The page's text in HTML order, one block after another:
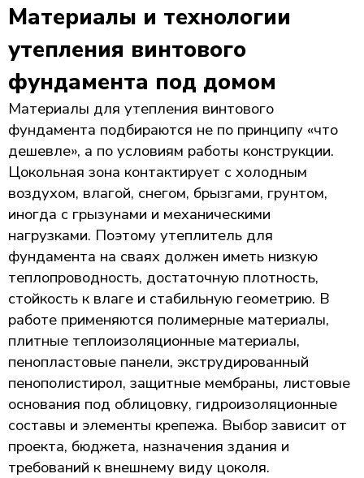
Материалы и технологии
утепления винтового
фундамента под домом
Материалы для утепления винтового
фундамента подбираются не по принципу «что
дешевле», а по условиям работы конструкции.
Цокольная зона контактирует с холодным
воздухом, влагой, снегом, брызгами, грунтом,
иногда с грызунами и механическими
нагрузками. Поэтому утеплитель для
фундамента на сваях должен иметь низкую
теплопроводность, достаточную плотность,
стойкость к влаге и стабильную геометрию. В
работе применяются полимерные материалы,
плитные теплоизоляционные материалы,
пенопластовые панели, экструдированный
пенополистирол, защитные мембраны, листовые
основания под облицовку, гидроизоляционные
составы и элементы крепежа. Выбор зависит от
проекта, бюджета, назначения здания и
требований к внешнему виду цоколя.